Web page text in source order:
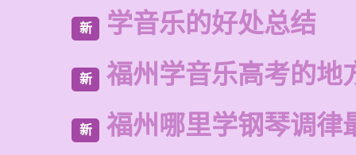
新 学音乐的好处总结
新 福州学音乐高考的地
新 福州哪里学钢琴调律